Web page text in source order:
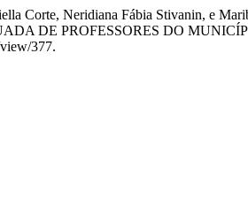
Corte, Neridiana Fábia Stivanin,
DE PROFESSORES DO
377.